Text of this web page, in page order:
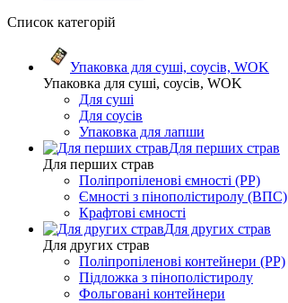
Список категорій
Упаковка для суші, соусів, WOK
Упаковка для суші, соусів, WOK
Для суші
Для соусів
Упаковка для лапши
Для перших страв
Для перших страв
Поліпропіленові ємності (PP)
Ємності з пінополістиролу (ВПС)
Крафтові ємності
Для других страв
Для других страв
Поліпропіленові контейнери (PP)
Підложка з пінополістиролу
Фольговані контейнери